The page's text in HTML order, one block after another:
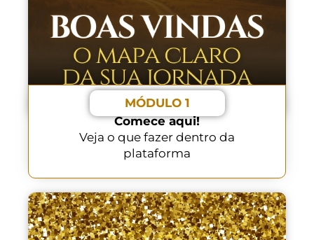
MÓDULO 1
Comece aqui!
Veja o que fazer dentro da
plataforma